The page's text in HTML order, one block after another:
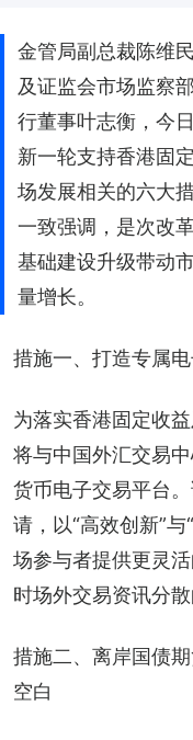
金管局副总裁陈维
及证监会市场监察
行董事叶志衡，今
新一轮支持香港固
场发展相关的六大
一致强调，是次改
基础建设升级带动
量增长。
措施一、打造专属
为落实香港固定收
将与中国外汇交易
货币电子交易平台
请，以“高效创新”
场参与者提供更灵
时场外交易资讯分
措施二、离岸国债
空白